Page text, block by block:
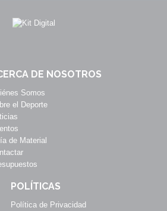
DE NOSOTROS
Somos
el Deporte
de Material
POLÍTICAS
Política de Privacidad